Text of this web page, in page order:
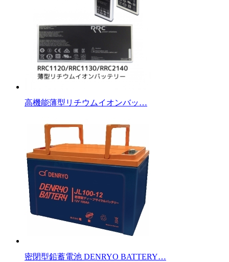
高機能薄型リチウムイオンバッ…
密閉型鉛蓄電池 DENRYO BATTERY…